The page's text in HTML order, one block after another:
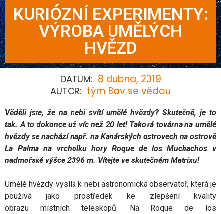
KURIÓZNÍ EXPERIMENTY:
VÝROBA UMĚLÝCH
HVĚZD
DATUM: 8 dubna, 2019
AUTOR: tým Bav se vědou
Věděli jste, že na nebi svítí umělé hvězdy? Skutečně, je to
tak. A to dokonce už víc než 20 let! Taková továrna na umělé
hvězdy se nachází např. na Kanárských ostrovech na ostrově
La Palma na vrcholku hory Roque de los Muchachos v
nadmořské výšce 2396 m. Vítejte ve skutečném Matrixu!
Umělé hvězdy vysílá k nebi astronomická observatoř, která je
používá jako prostředek ke zlepšení kvality
obrazu místních teleskopů. Na Roque de los